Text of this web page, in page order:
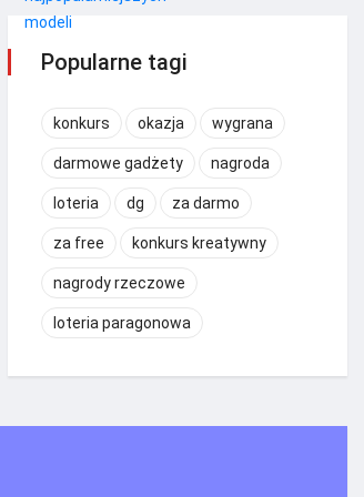
Popularne tagi
konkurs okazja wygrana
darmowe gadżety nagroda
loteria dg za darmo
za free konkurs kreatywny
nagrody rzeczowe
loteria paragonowa